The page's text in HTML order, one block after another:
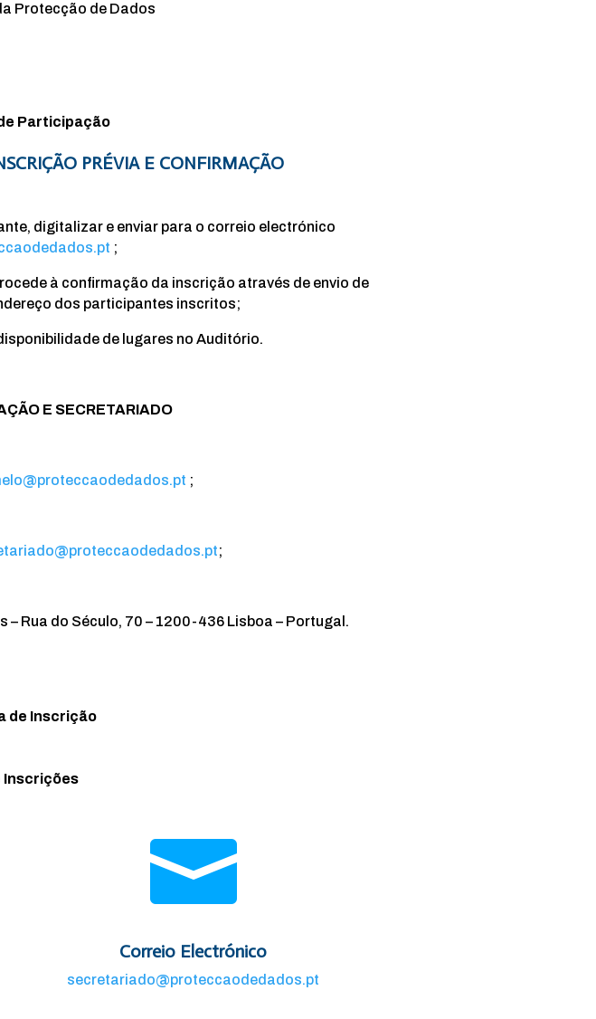
Protecção de Dados
Participação
PRÉVIA E CONFIRMAÇÃO
digitalizar e enviar para o correio electrónico
;
à confirmação da inscrição através de envio de
dos participantes inscritos;
de lugares no Auditório.
E SECRETARIADO
;
;
Rua do Século, 70 – 1200-436 Lisboa – Portugal.
de Inscrição
Inscrições

Correio Electrónico
secretariado@proteccaodedados.pt